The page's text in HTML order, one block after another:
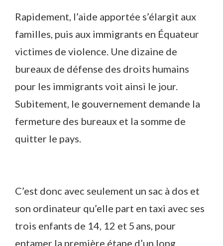
Rapidement, l’aide apportée s’élargit aux
familles, puis aux immigrants en Équateur
victimes de violence. Une dizaine de
bureaux de défense des droits humains
pour les immigrants voit ainsi le jour.
Subitement, le gouvernement demande la
fermeture des bureaux et la somme de
quitter le pays.
C’est donc avec seulement un sac à dos et
son ordinateur qu’elle part en taxi avec ses
trois enfants de 14, 12 et 5 ans, pour
entamer la première étape d’un long